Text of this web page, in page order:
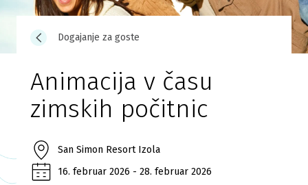
Dogajanje za goste
Animacija v času
zimskih počitnic
San Simon Resort Izola
16. februar 2026 - 28. februar 2026